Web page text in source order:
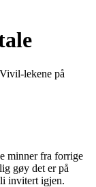
lekene på
minner fra forrige
gøy det er på
invitert igjen.